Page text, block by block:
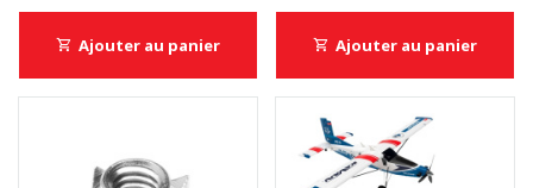
Ajouter au panier Ajouter au panier